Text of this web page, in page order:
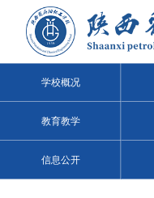
学校概况
教育教学
信息公开